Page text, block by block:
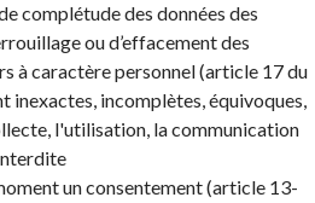
complétude des données des
ou d’effacement des
à caractère personnel (article 17 du
inexactes, incomplètes, équivoques,
l'utilisation, la communication
un consentement (article 13-